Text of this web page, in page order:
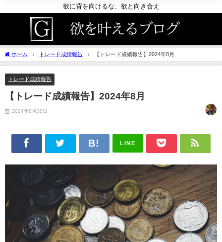
欲に背を向けるな、欲と向き合え
ホーム トレード成績報告 【トレード成績報告】2024年8月
トレード成績報告
【トレード成績報告】2024年8月
2024年8月30日
LINE